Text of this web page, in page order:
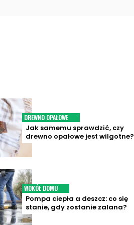
DREWNO OPAŁOWE
Jak samemu sprawdzić, czy
drewno opałowe jest wilgotne?
WOKÓŁ DOMU
Pompa ciepła a deszcz: co się
stanie, gdy zostanie zalana?